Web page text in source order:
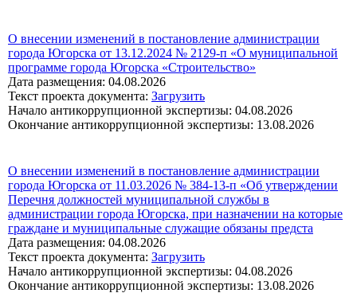
О внесении изменений в постановление администрации
города Югорска от 13.12.2024 № 2129-п «О муниципальной
программе города Югорска «Строительство»
Дата размещения: 04.08.2026
Текст проекта документа: Загрузить
Начало антикоррупционной экспертизы: 04.08.2026
Окончание антикоррупционной экспертизы: 13.08.2026
О внесении изменений в постановление администрации
города Югорска от 11.03.2026 № 384-13-п «Об утверждении
Перечня должностей муниципальной службы в
администрации города Югорска, при назначении на которые
граждане и муниципальные служащие обязаны предста
Дата размещения: 04.08.2026
Текст проекта документа: Загрузить
Начало антикоррупционной экспертизы: 04.08.2026
Окончание антикоррупционной экспертизы: 13.08.2026